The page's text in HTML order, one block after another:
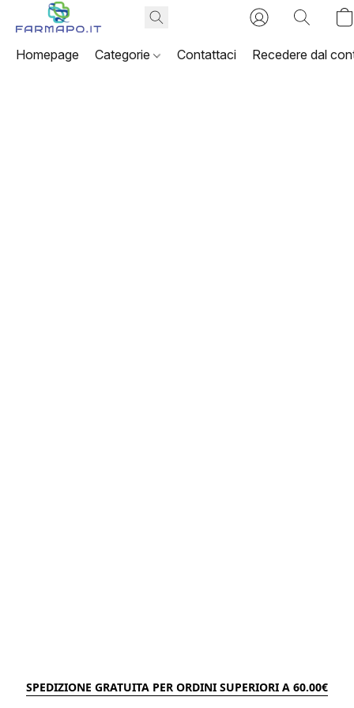
Homepage Categorie Contattaci Recedere dal
SPEDIZIONE GRATUITA PER ORDINI SUPERIORI A 60.00€